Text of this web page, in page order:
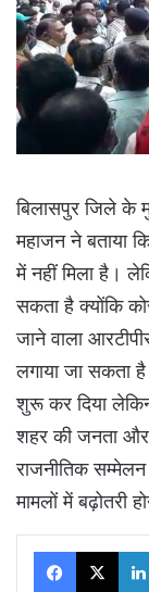
बिलासपुर जिले के
महाजन ने बताया
में नहीं मिला है।
सकता है क्योंकि
जाने वाला
लगाया जा सकता
शुरू कर दिया
शहर की जनता और
राजनीतिक
मामलों में बढ़ोतरी
Facebook
X